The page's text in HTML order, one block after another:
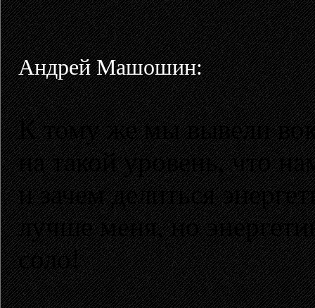
Андрей Машошин:
К тому же мы вывели
на такой уровень, что
и зачем делиться
лучше меня, но
соло!